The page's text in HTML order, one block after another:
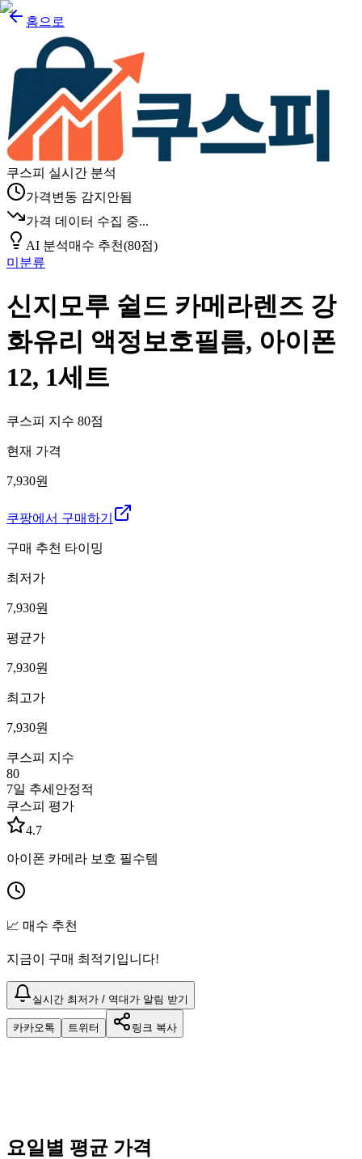
홈으로
쿠스피 실시간 분석
가격변동 감지안됨
가격 데이터 수집 중...
AI 분석매수 추천(80점)
미분류
신지모루 쉴드 카메라렌즈 강
화유리 액정보호필름, 아이폰
12, 1세트
쿠스피 지수 80점
현재 가격
7,930원
쿠팡에서 구매하기
구매 추천 타이밍
최저가
7,930원
평균가
7,930원
최고가
7,930원
쿠스피 지수
80
7일 추세 안정적
쿠스피 평가
4.7
아이폰 카메라 보호 필수템
📈 매수 추천
지금이 구매 최적기입니다!
실시간 최저가 / 역대가 알림 받기
카카오톡 트위터 링크 복사
요일별 평균 가격